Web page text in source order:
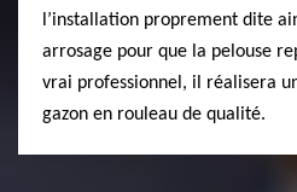
l’installation proprement dite
arrosage pour que la pelouse
vrai professionnel, il réalisera
gazon en rouleau de qualité.